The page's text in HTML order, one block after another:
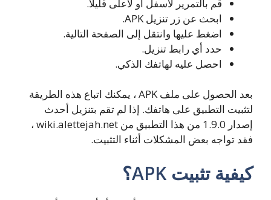
قم بالتمرير لأسفل أو لأعلى قليلاً.
ابحث عن زر تنزيل APK.
اضغط عليها وانتقل إلى الصفحة التالية.
حدد أي رابط تنزيل.
احصل عليه لهاتفك الذكي.
بعد الحصول على ملف APK ، يمكنك اتباع هذه الطريقة
لتثبيت التطبيق على هاتفك. إذا لم تقم بتنزيل أحدث
إصدار 1.9.0 من هذا التطبيق من wiki.alettejah.net ،
فقد تواجه بعض المشكلات أثناء التثبيت.
كيفية تثبيت APK؟